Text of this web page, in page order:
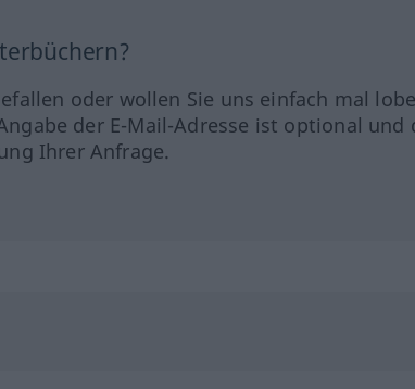
oder wollen Sie uns einfach mal
der E-Mail-Adresse ist optional und
Ihrer Anfrage.